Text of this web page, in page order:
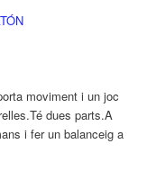
moviment i un joc
dues parts.A
i fer un balanceig a